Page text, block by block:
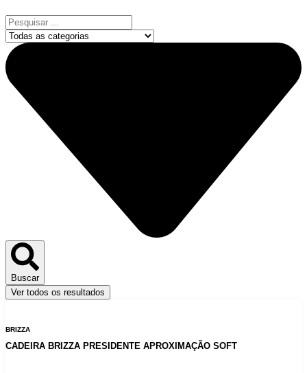
Pesquisar
...
Buscar
Ver todos os resultados
BRIZZA
CADEIRA BRIZZA PRESIDENTE APROXIMAÇÃO SOFT